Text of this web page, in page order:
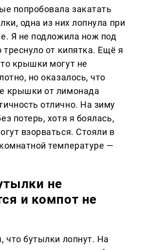
попробовала закатать
одна из них лопнула при
Я не подложила нож под
треснуло от кипятка. Ещё я
крышки могут не
но оказалось, что
крышки от лимонада
отлично. На зиму
потерь, хотя я боялась,
взорваться. Стояли в
температуре —
не
и компот не
что бутылки лопнут. На